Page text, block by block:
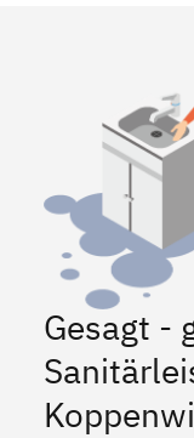
Gesagt -